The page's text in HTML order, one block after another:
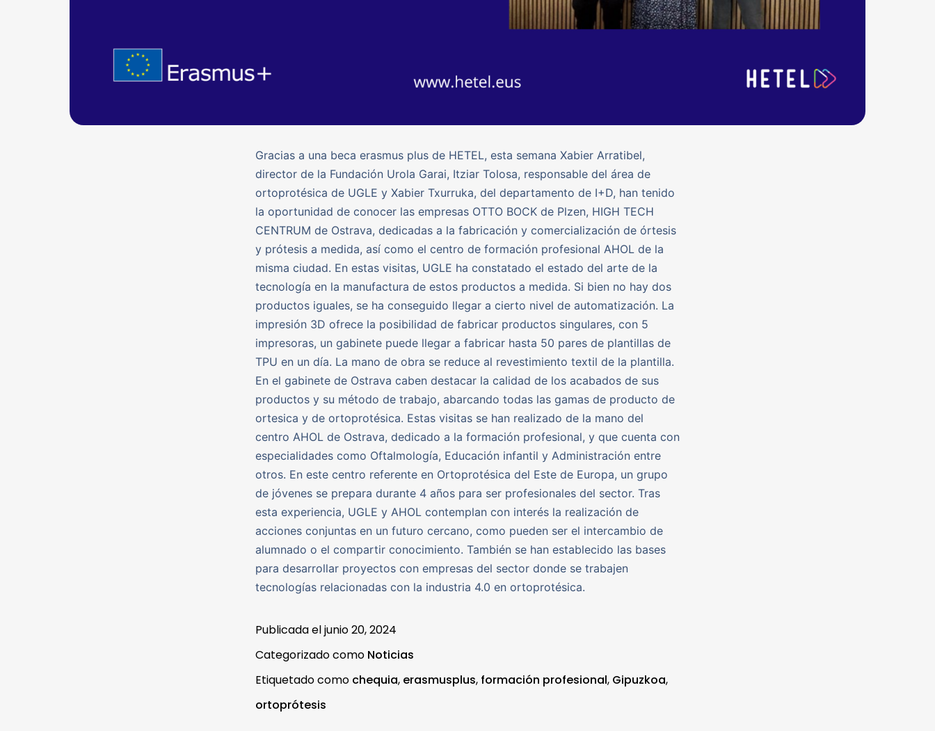
Gracias a una beca erasmus plus de HETEL, esta semana Xabier Arratibel,
director de la Fundación Urola Garai, Itziar Tolosa, responsable del área de
ortoprotésica de UGLE y Xabier Txurruka, del departamento de I+D, han tenido
la oportunidad de conocer las empresas OTTO BOCK de Plzen, HIGH TECH
CENTRUM de Ostrava, dedicadas a la fabricación y comercialización de órtesis
y prótesis a medida, así como el centro de formación profesional AHOL de la
misma ciudad. En estas visitas, UGLE ha constatado el estado del arte de la
tecnología en la manufactura de estos productos a medida. Si bien no hay dos
productos iguales, se ha conseguido llegar a cierto nivel de automatización. La
impresión 3D ofrece la posibilidad de fabricar productos singulares, con 5
impresoras, un gabinete puede llegar a fabricar hasta 50 pares de plantillas de
TPU en un día. La mano de obra se reduce al revestimiento textil de la plantilla.
En el gabinete de Ostrava caben destacar la calidad de los acabados de sus
productos y su método de trabajo, abarcando todas las gamas de producto de
ortesica y de ortoprotésica. Estas visitas se han realizado de la mano del
centro AHOL de Ostrava, dedicado a la formación profesional, y que cuenta con
especialidades como Oftalmología, Educación infantil y Administración entre
otros. En este centro referente en Ortoprotésica del Este de Europa, un grupo
de jóvenes se prepara durante 4 años para ser profesionales del sector. Tras
esta experiencia, UGLE y AHOL contemplan con interés la realización de
acciones conjuntas en un futuro cercano, como pueden ser el intercambio de
alumnado o el compartir conocimiento. También se han establecido las bases
para desarrollar proyectos con empresas del sector donde se trabajen
tecnologías relacionadas con la industria 4.0 en ortoprotésica.
Publicada eljunio 20, 2024
Categorizado como Noticias
Etiquetado como chequia, erasmusplus, formación profesional, Gipuzkoa,
ortoprótesis